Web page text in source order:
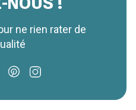
ne rien rater de